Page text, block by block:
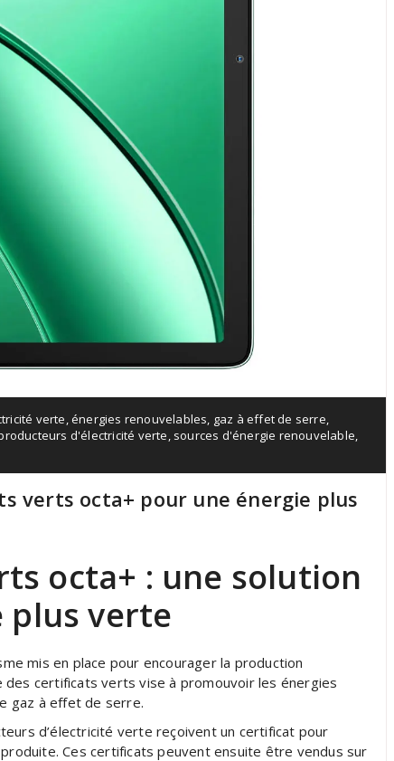
verte,énergies renouvelables, gaz à effet de serre,
d'électricité verte, sources d'énergie renouvelable,
verts octa+ pour une énergie plus
octa+ : une solution
plus verte
mis en place pour encourager la production
des certificats verts vise à promouvoir les énergies
gaz à effet de serre.
d’électricité verte reçoivent un certificat pour
Ces certificats peuvent ensuite être vendus sur